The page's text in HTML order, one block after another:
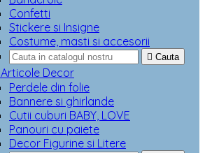
Confetti
Stickere si Insigne
Costume, masti si accesorii
 Cauta
Articole Decor
Perdele din folie
Bannere si ghirlande
Cutii cuburi BABY, LOVE
Panouri cu paiete
Decor Figurine si Litere